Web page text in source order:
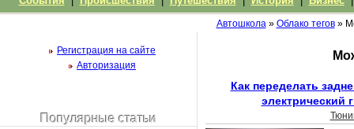
Автошкола» Облако тегов»
Как переделать
электрический
Регистрация на сайте
Авторизация
Популярные статьи